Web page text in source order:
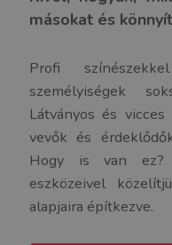
másokat és
Profi
személyiségek
Látványos és
vevők és
Hogy is van ez?
eszközeivel
alapjaira építkezve.